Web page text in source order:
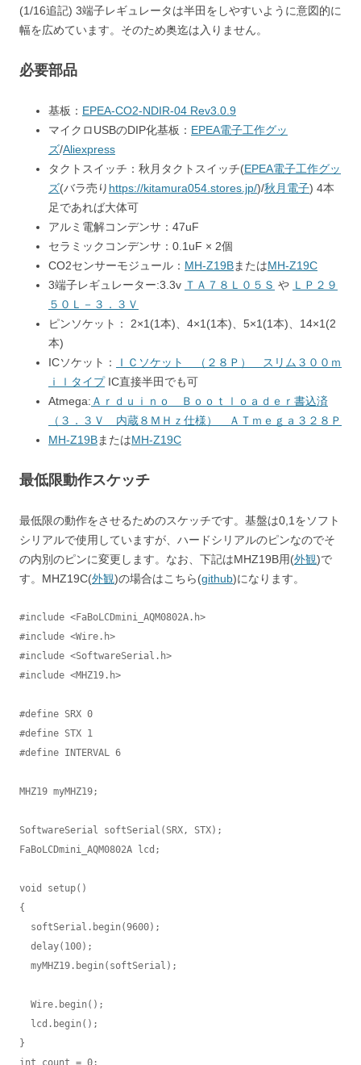
(1/16追記) 3端子レギュレータは半田をしやすいように意図的に
幅を広めています。そのため奥迄は入りません。
必要部品
基板： EPEA-CO2-NDIR-04 Rev3.0.9
マイクロUSBのDIP化基板： EPEA電子工作グッ
ズ/Aliexpress
タクトスイッチ：秋月タクトスイッチ(EPEA電子工作グッ
ズ(バラ売り https://kitamura054.stores.jp/)/秋月電子) 4本
足であれば大体可
アルミ電解コンデンサ：47uF
セラミックコンデンサ：0.1uF × 2個
CO2センサーモジュール： MH-Z19BまたはMH-Z19C
3端子レギュレーター:3.3v ＴＡ７８Ｌ０５Ｓ や ＬＰ２９
５０Ｌ－３．３Ｖ
ピンソケット： 2×1(1本)、4×1(1本)、5×1(1本)、14×1(2
本)
ICソケット：
ＩＣソケット （２８Ｐ） スリム３００ｍ
ｉｌタイプIC直接半田でも可
Atmega: Ａｒｄｕｉｎｏ Ｂｏｏｔｌｏａｄｅｒ書込済
（３．３Ｖ 内蔵８ＭＨｚ仕様） ＡＴｍｅｇａ３２８Ｐ
MH-Z19BまたはMH-Z19C
最低限動作スケッチ
最低限の動作をさせるためのスケッチです。基盤は0,1をソフト
シリアルで使用していますが、ハードシリアルのピンなのでそ
の内別のピンに変更します。なお、下記はMHZ19B用(外観)で
す。MHZ19C(外観)の場合はこちら(github)になります。
#include <FaBoLCDmini_AQM0802A.h>
#include <Wire.h>
#include <SoftwareSerial.h>
#include <MHZ19.h>
#define SRX 0
#define STX 1
#define INTERVAL 6
MHZ19 myMHZ19;
SoftwareSerial softSerial(SRX, STX);
FaBoLCDmini_AQM0802A lcd;
void setup()
{
}
int count = 0;